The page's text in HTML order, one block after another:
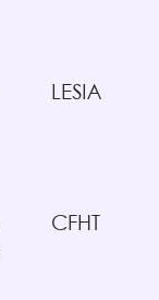
LESIA
CFHT